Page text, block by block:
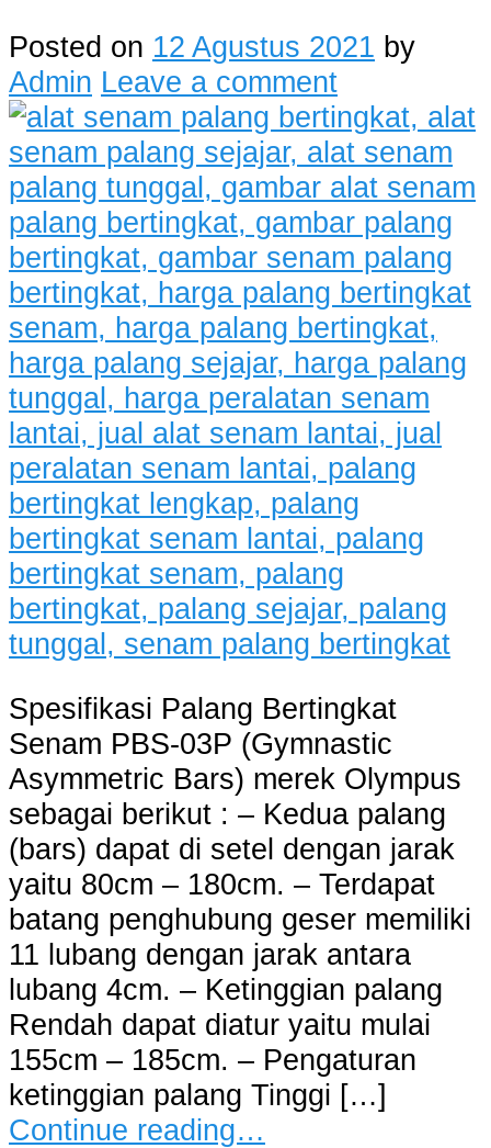
Posted on 12 Agustus 2021 by
Admin Leave a comment
Spesifikasi Palang Bertingkat
Senam PBS-03P (Gymnastic
Asymmetric Bars) merek Olympus
sebagai berikut : – Kedua palang
(bars) dapat di setel dengan jarak
yaitu 80cm – 180cm. – Terdapat
batang penghubung geser memiliki
11 lubang dengan jarak antara
lubang 4cm. – Ketinggian palang
Rendah dapat diatur yaitu mulai
155cm – 185cm. – Pengaturan
ketinggian palang Tinggi […]
Continue reading…